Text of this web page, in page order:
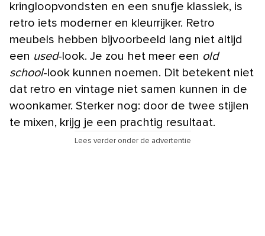
kringloopvondsten en een snufje klassiek, is
retro iets moderner en kleurrijker. Retro
meubels hebben bijvoorbeeld lang niet altijd
een used-look. Je zou het meer een old
school-look kunnen noemen. Dit betekent niet
dat retro en vintage niet samen kunnen in de
woonkamer. Sterker nog: door de twee stijlen
te mixen, krijg je een prachtig resultaat.
Lees verder onder de advertentie